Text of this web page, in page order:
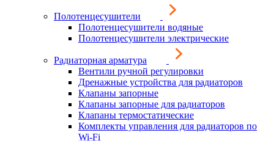
Полотенцесушители
Полотенцесушители водяные
Полотенцесушители электрические
Радиаторная арматура
Вентили ручной регулировки
Дренажные устройства для радиаторов
Клапаны запорные
Клапаны запорные для радиаторов
Клапаны термостатические
Комплекты управления для радиаторов по
Wi-Fi